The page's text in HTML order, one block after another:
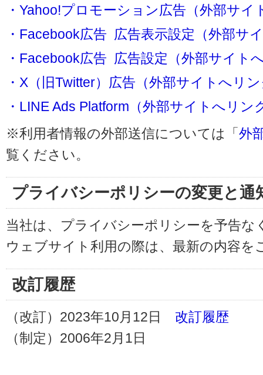
・Yahoo!プロモーション広告（外部サイ
・Facebook広告 広告表示設定（外部サ
・Facebook広告 広告設定（外部サイト
・X（旧Twitter）広告（外部サイトへリ
・LINE Ads Platform（外部サイトへリン
※利用者情報の外部送信については「外
覧ください。
プライバシーポリシーの変更と通
当社は、プライバシーポリシーを予告
ウェブサイト利用の際は、最新の内容を
改訂履歴
（改訂）2023年10月12日 改訂履歴
（制定）2006年2月1日